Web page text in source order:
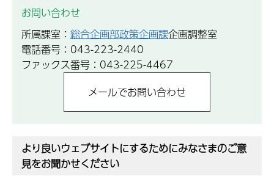
お問い合わせ
所属課室： 総合企画部政策企画課企画調整室
電話番号：043-223-2440
ファックス番号：043-225-4467
より良いウェブサイトにするためにみなさまのご意
見をお聞かせください